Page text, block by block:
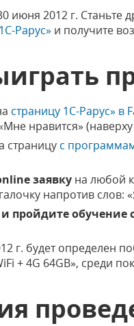
июня 2012 г. Станьте
Рарус» и получите
страницу 1С-Рарус» в
нравится»
страницу с
заявку на любой
напротив слов:
пройдите обучение
г. будет определен
+ 4G 64GB», среди